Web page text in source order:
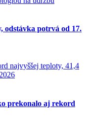
odstávka potrvá od 17.
prekonalo aj rekord